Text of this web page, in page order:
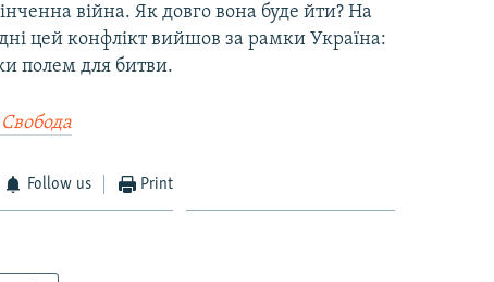
війна. Як довго вона буде йти? На
цей конфлікт вийшов за рамки Україна:
полем для битви.
Свобода
Follow us Print